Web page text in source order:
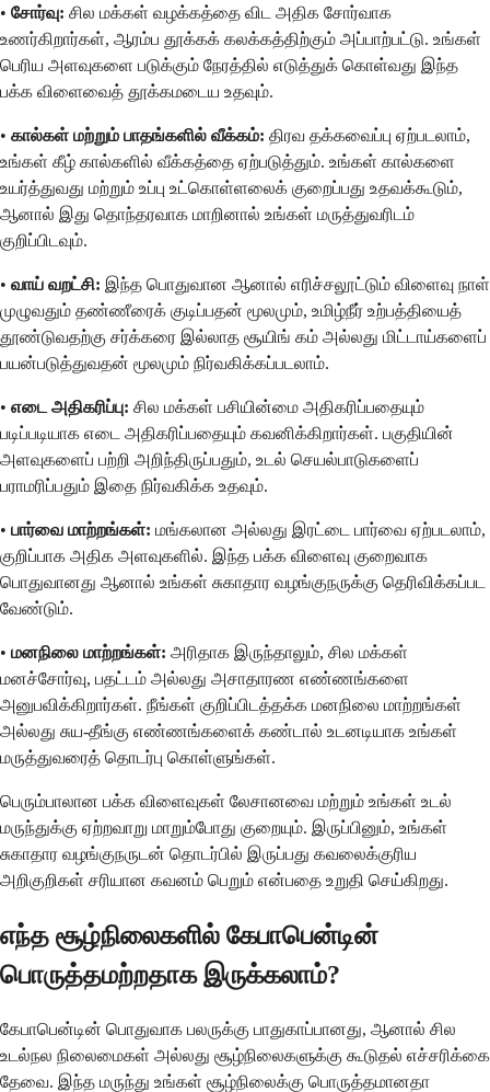
• சோர்வு: சில மக்கள் வழக்கத்தை விட அதிக சோர்வாக
உணர்கிறார்கள், ஆரம்ப தூக்கக் கலக்கத்திற்கும் அப்பாற்பட்டு. உங்கள்
பெரிய அளவுகளை படுக்கும் நேரத்தில் எடுத்துக் கொள்வது இந்த
பக்க விளைவைத் தூக்கமடைய உதவும்.
• கால்கள் மற்றும் பாதங்களில் வீக்கம்: திரவ தக்கவைப்பு ஏற்படலாம்,
உங்கள் கீழ் கால்களில் வீக்கத்தை ஏற்படுத்தும். உங்கள் கால்களை
உயர்த்துவது மற்றும் உப்பு உட்கொள்ளலைக் குறைப்பது உதவக்கூடும்,
ஆனால் இது தொந்தரவாக மாறினால் உங்கள் மருத்துவரிடம்
குறிப்பிடவும்.
• வாய் வறட்சி: இந்த பொதுவான ஆனால் எரிச்சலூட்டும் விளைவு நாள்
முழுவதும் தண்ணீரைக் குடிப்பதன் மூலமும், உமிழ்நீர் உற்பத்தியைத்
தூண்டுவதற்கு சர்க்கரை இல்லாத சூயிங் கம் அல்லது மிட்டாய்களைப்
பயன்படுத்துவதன் மூலமும் நிர்வகிக்கப்படலாம்.
• எடை அதிகரிப்பு: சில மக்கள் பசியின்மை அதிகரிப்பதையும்
படிப்படியாக எடை அதிகரிப்பதையும் கவனிக்கிறார்கள். பகுதியின்
அளவுகளைப் பற்றி அறிந்திருப்பதும், உடல் செயல்பாடுகளைப்
பராமரிப்பதும் இதை நிர்வகிக்க உதவும்.
• பார்வை மாற்றங்கள்: மங்கலான அல்லது இரட்டை பார்வை ஏற்படலாம்,
குறிப்பாக அதிக அளவுகளில். இந்த பக்க விளைவு குறைவாக
பொதுவானது ஆனால் உங்கள் சுகாதார வழங்குநருக்கு தெரிவிக்கப்பட
வேண்டும்.
• மனநிலை மாற்றங்கள்: அரிதாக இருந்தாலும், சில மக்கள்
மனச்சோர்வு, பதட்டம் அல்லது அசாதாரண எண்ணங்களை
அனுபவிக்கிறார்கள். நீங்கள் குறிப்பிடத்தக்க மனநிலை மாற்றங்கள்
அல்லது சுய-தீங்கு எண்ணங்களைக் கண்டால் உடனடியாக உங்கள்
மருத்துவரைத் தொடர்பு கொள்ளுங்கள்.
பெரும்பாலான பக்க விளைவுகள் லேசானவை மற்றும் உங்கள் உடல்
மருந்துக்கு ஏற்றவாறு மாறும்போது குறையும். இருப்பினும், உங்கள்
சுகாதார வழங்குநருடன் தொடர்பில் இருப்பது கவலைக்குரிய
அறிகுறிகள் சரியான கவனம் பெறும் என்பதை உறுதி செய்கிறது.
எந்த சூழ்நிலைகளில் கேபாபென்டின்
பொருத்தமற்றதாக இருக்கலாம்?
கேபாபென்டின் பொதுவாக பலருக்கு பாதுகாப்பானது, ஆனால் சில
உடல்நல நிலைமைகள் அல்லது சூழ்நிலைகளுக்கு கூடுதல் எச்சரிக்கை
தேவை. இந்த மருந்து உங்கள் சூழ்நிலைக்கு பொருத்தமானதா